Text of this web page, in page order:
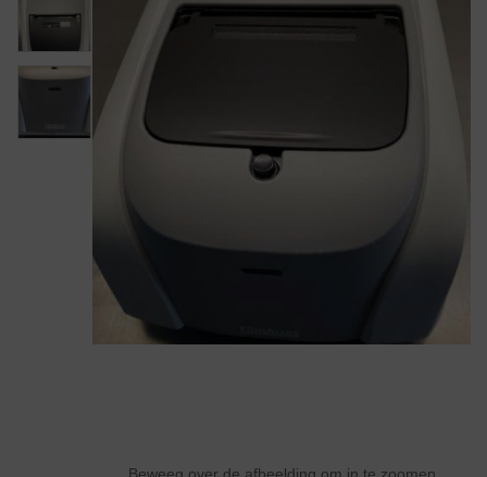
Beweeg over de afbeelding om in te zoomen